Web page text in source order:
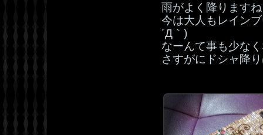
雨がよく降ります
今は大人もレイン
´Д｀)
なーんて事も少な
さすがにドシャ降